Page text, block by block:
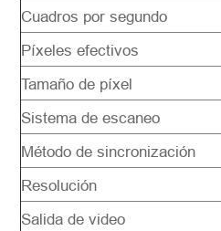
Cuadros por segundo
Píxeles efectivos
Tamaño de píxel
Sistema de escaneo
Método de sincronización
Resolución
Salida de video